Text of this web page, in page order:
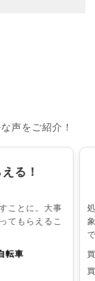
声をご紹介！
る！
ことに。大事
てもらえるこ
転車